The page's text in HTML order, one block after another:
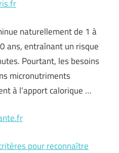
naturellement de 1 à
ans, entraînant un risque
Pourtant, les besoins
micronutriments
à l’apport calorique …
pour reconnaître